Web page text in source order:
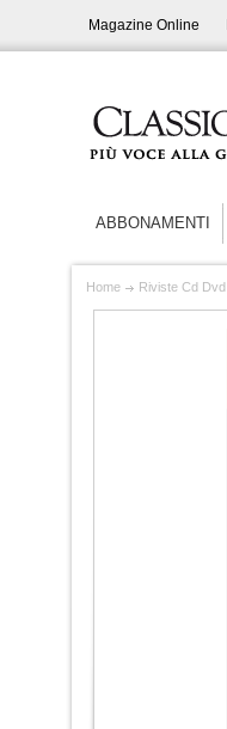
Magazine Online
ABBONAMENTI
Home Riviste Cd Dvd